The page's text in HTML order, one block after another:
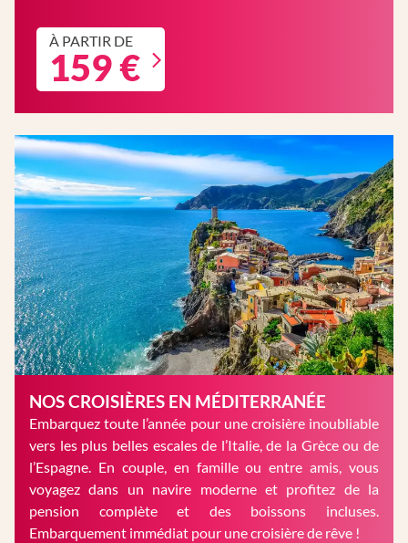
À PARTIR DE
159 €
NOS CROISIÈRES EN MÉDITERRANÉE
Embarquez toute l’année pour une croisière inoubliable
vers les plus belles escales de l’Italie, de la Grèce ou de
l’Espagne. En couple, en famille ou entre amis, vous
voyagez dans un navire moderne et profitez de la
pension complète et des boissons incluses.
Embarquement immédiat pour une croisière de rêve !